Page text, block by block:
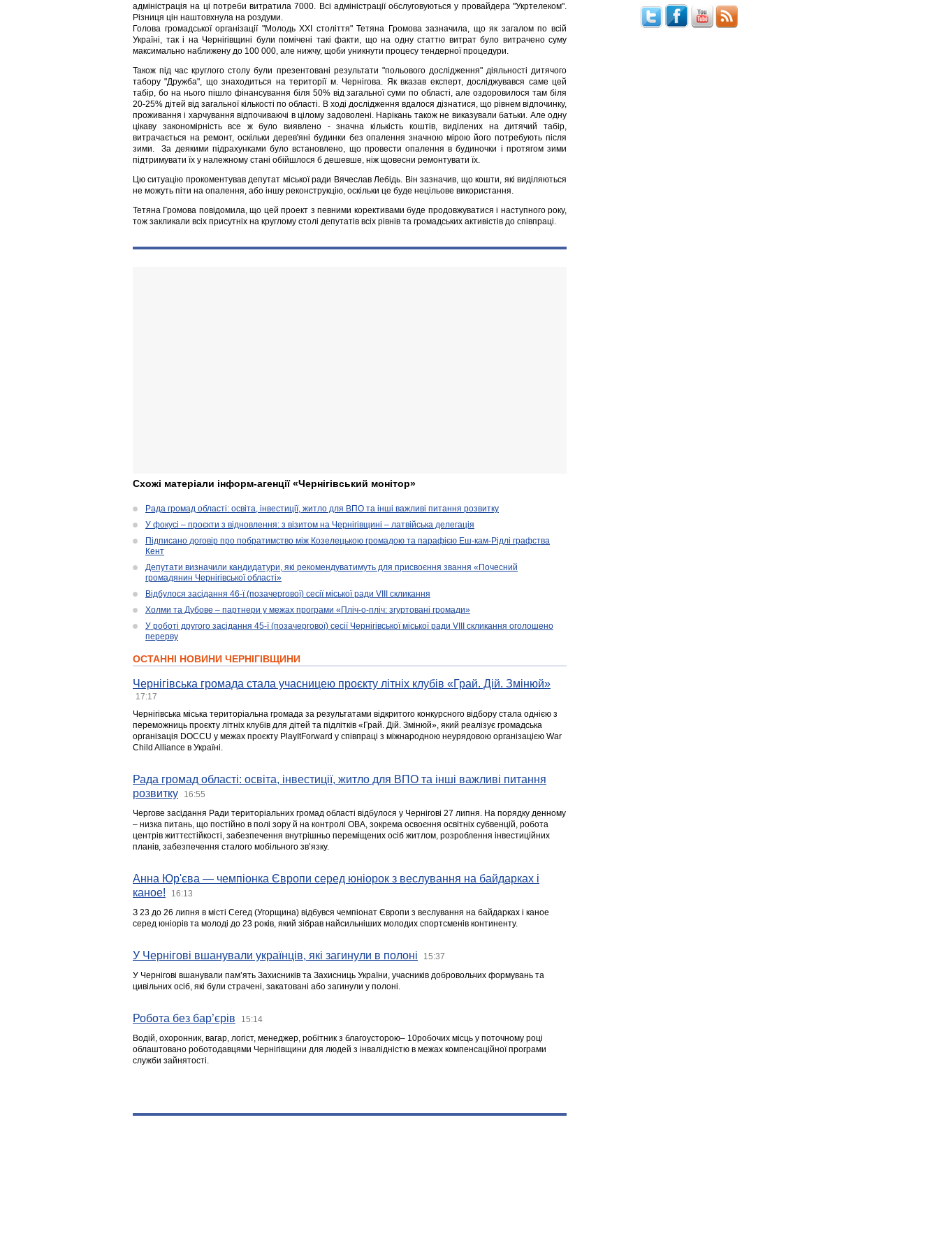
адміністрація на ці потреби витратила 7000. Всі адміністрації обслуговуються у провайдера "Укртелеком".
Різниця цін наштовхнула на роздуми.
Голова громадської організації "Молодь ХХІ століття" Тетяна Громова зазначила, що як загалом по всій
Україні, так і на Чернігівщині були помічені такі факти, що на одну статтю витрат було витрачено суму
максимально наближену до 100 000, але нижчу, щоби уникнути процесу тендерної процедури.
Також під час круглого столу були презентовані результати "польового дослідження" діяльності дитячого
табору "Дружба", що знаходиться на території м. Чернігова. Як вказав експерт, досліджувався саме цей
табір, бо на нього пішло фінансування біля 50% від загальної суми по області, але оздоровилося там біля
20-25% дітей від загальної кількості по області. В ході дослідження вдалося дізнатися, що рівнем відпочинку,
проживання і харчування відпочиваючі в цілому задоволені. Нарікань також не виказували батьки. Але одну
цікаву закономірність все ж було виявлено - значна кількість коштів, виділених на дитячий табір,
витрачається на ремонт, оскільки дерев'яні будинки без опалення значною мірою його потребують після
зими. За деякими підрахунками було встановлено, що провести опалення в будиночки і протягом зими
підтримувати їх у належному стані обійшлося б дешевше, ніж щовесни ремонтувати їх.
Цю ситуацію прокоментував депутат міської ради Вячеслав Лебідь. Він зазначив, що кошти, які виділяються
не можуть піти на опалення, або іншу реконструкцію, оскільки це буде нецільове використання.
Тетяна Громова повідомила, що цей проект з певними корективами буде продовжуватися і наступного року,
тож закликали всіх присутніх на круглому столі депутатів всіх рівнів та громадських активістів до співпраці.
Схожі матеріали інформ-агенції «Чернігівський монітор»
Рада громад області: освіта, інвестиції, житло для ВПО та інші важливі питання розвитку
У фокусі – проєкти з відновлення: з візитом на Чернігівщині – латвійська делегація
Підписано договір про побратимство між Козелецькою громадою та парафією Еш-кам-Рідлі графства
Кент
Депутати визначили кандидатури, які рекомендуватимуть для присвоєння звання «Почесний
громадянин Чернігівської області»
Відбулося засідання 46-ї (позачергової) сесії міської ради VIII скликання
Холми та Дубове – партнери у межах програми «Пліч-о-пліч: згуртовані громади»
У роботі другого засідання 45-ї (позачергової) сесії Чернігівської міської ради VIII скликання оголошено
перерву
ОСТАННІ НОВИНИ ЧЕРНІГІВЩИНИ
Чернігівська громада стала учасницею проєкту літніх клубів «Грай. Дій. Змінюй»
17:17
Чернігівська міська територіальна громада за результатами відкритого конкурсного відбору стала однією з
переможниць проєкту літніх клубів для дітей та підлітків «Грай. Дій. Змінюй», який реалізує громадська
організація DOCCU у межах проєкту PlayItForward у співпраці з міжнародною неурядовою організацією War
Child Alliance в Україні.
Рада громад області: освіта, інвестиції, житло для ВПО та інші важливі питання
розвитку
16:55
Чергове засідання Ради територіальних громад області відбулося у Чернігові 27 липня. На порядку денному
– низка питань, що постійно в полі зору й на контролі ОВА, зокрема освоєння освітніх субвенцій, робота
центрів життєстійкості, забезпечення внутрішньо переміщених осіб житлом, розроблення інвестиційних
планів, забезпечення сталого мобільного зв’язку.
Анна Юр'єва — чемпіонка Європи серед юніорок з веслування на байдарках і
каное!
16:13
З 23 до 26 липня в місті Сегед (Угорщина) відбувся чемпіонат Європи з веслування на байдарках і каное
серед юніорів та молоді до 23 років, який зібрав найсильніших молодих спортсменів континенту.
У Чернігові вшанували українців, які загинули в полоні 15:37
У Чернігові вшанували пам’ять Захисників та Захисниць України, учасників добровольчих формувань та
цивільних осіб, які були страчені, закатовані або загинули у полоні.
Робота без бар’єрів 15:14
Водій, охоронник, вагар, логіст, менеджер, робітник з благоусторою– 10робочих місць у поточному році
облаштовано роботодавцями Чернігівщини для людей з інвалідністю в межах компенсаційної програми
служби зайнятості.